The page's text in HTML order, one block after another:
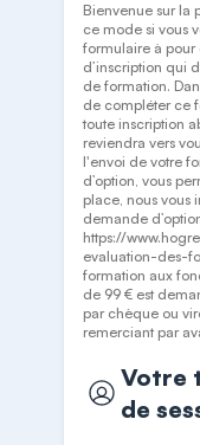
Bienvenue sur la
ce mode si vous
formulaire à pour
d’inscription qui
de formation.
de compléter ce
toute inscription
reviendra vers
l'envoi de votre
d’option, vous
place, nous vous
demande
https://
evaluation-des-
formation aux
de 99 € est
par chèque ou
remerciant par
Votre
de